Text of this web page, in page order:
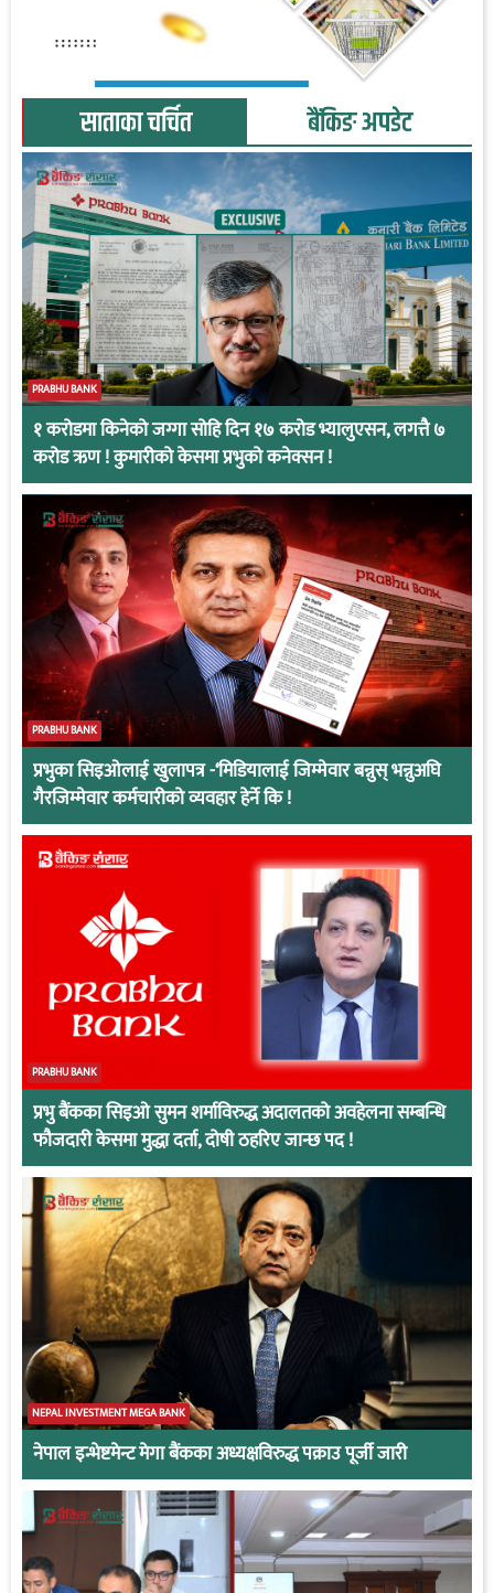
साताका चर्चित बैंकिङ अपडेट
PRABHU BANK
१ करोडमा किनेको जग्गा सोहि दिन १७ करोड भ्यालुएसन, लगत्तै ७
करोड ऋण ! कुमारीको केसमा प्रभुको कनेक्सन !
PRABHU BANK
प्रभुका सिइओलाई खुलापत्र -‘मिडियालाई जिम्मेवार बन्नुस् भन्नुअघि
गैरजिम्मेवार कर्मचारीको व्यवहार हेर्ने कि !
PRABHU BANK
प्रभु बैंकका सिइओ सुमन शर्माविरुद्ध अदालतको अवहेलना सम्बन्धि
फौजदारी केसमा मुद्धा दर्ता, दोषी ठहरिए जान्छ पद !
NEPAL INVESTMENT MEGA BANK
नेपाल इन्भेष्टमेन्ट मेगा बैंकका अध्यक्षविरुद्ध पक्राउ पूर्जी जारी